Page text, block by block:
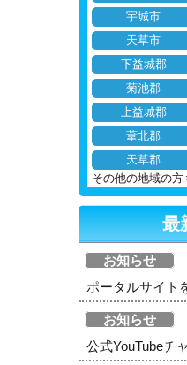
宇城市
天草市
下益城郡
菊池郡
上益城郡
葦北郡
天草郡
その他の地域の方
最
お知らせ
ポータルサイト
お知らせ
公式YouTubeチ